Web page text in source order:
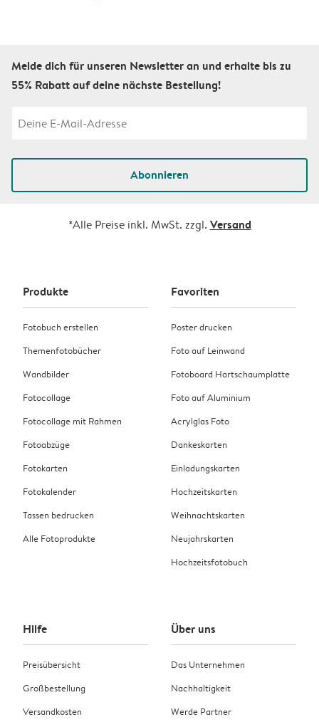
Melde dich für unseren Newsletter an und erhalte bis zu
55% Rabatt auf deine nächste Bestellung!
Abonnieren
*Alle Preise inkl. MwSt. zzgl. Versand
Produkte
Fotobuch erstellen
Themenfotobücher
Wandbilder
Fotocollage
Fotocollage mit Rahmen
Fotoabzüge
Fotokarten
Fotokalender
Tassen bedrucken
Alle Fotoprodukte
Favoriten
Poster drucken
Foto auf Leinwand
Fotoboard Hartschaumplatte
Foto auf Aluminium
Acrylglas Foto
Dankeskarten
Einladungskarten
Hochzeitskarten
Weihnachtskarten
Neujahrskarten
Hochzeitsfotobuch
Hilfe
Preisübersicht
Großbestellung
Versandkosten
Über uns
Das Unternehmen
Nachhaltigkeit
Werde Partner